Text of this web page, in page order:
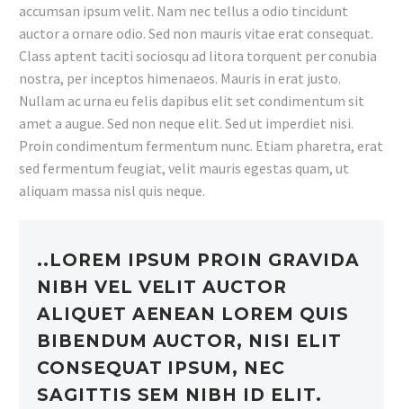
accumsan ipsum velit. Nam nec tellus a odio tincidunt
auctor a ornare odio. Sed non mauris vitae erat consequat.
Class aptent taciti sociosqu ad litora torquent per conubia
nostra, per inceptos himenaeos. Mauris in erat justo.
Nullam ac urna eu felis dapibus elit set condimentum sit
amet a augue. Sed non neque elit. Sed ut imperdiet nisi.
Proin condimentum fermentum nunc. Etiam pharetra, erat
sed fermentum feugiat, velit mauris egestas quam, ut
aliquam massa nisl quis neque.
..LOREM IPSUM PROIN GRAVIDA
NIBH VEL VELIT AUCTOR
ALIQUET AENEAN LOREM QUIS
BIBENDUM AUCTOR, NISI ELIT
CONSEQUAT IPSUM, NEC
SAGITTIS SEM NIBH ID ELIT.